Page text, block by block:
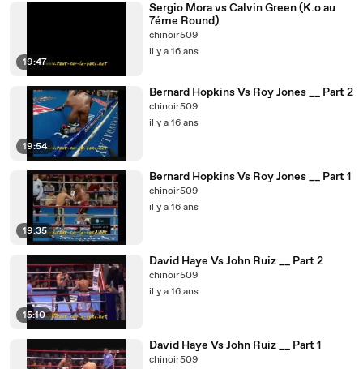
19:47
Sergio Mora vs Calvin Green (K.o au
7éme Round)
chinoir509
il y a 16 ans
19:54
Bernard Hopkins Vs Roy Jones __ Part 2
chinoir509
il y a 16 ans
19:35
Bernard Hopkins Vs Roy Jones __ Part 1
chinoir509
il y a 16 ans
15:10
David Haye Vs John Ruiz __ Part 2
chinoir509
il y a 16 ans
David Haye Vs John Ruiz __ Part 1
chinoir509